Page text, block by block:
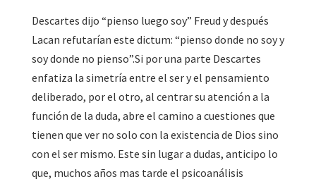
Descartes dijo “pienso luego soy” Freud y después
Lacan refutarían este dictum: “pienso donde no soy y
soy donde no pienso”.Si por una parte Descartes
enfatiza la simetría entre el ser y el pensamiento
deliberado, por el otro, al centrar su atención a la
función de la duda, abre el camino a cuestiones que
tienen que ver no solo con la existencia de Dios sino
con el ser mismo. Este sin lugar a dudas, anticipo lo
que, muchos años mas tarde el psicoanálisis